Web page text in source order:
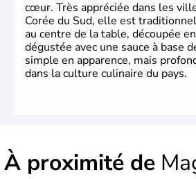
cœur. Très appréciée dans les
Corée du Sud, elle est
au centre de la table, découpée
dégustée avec une sauce à base
simple en apparence, mais
dans la culture culinaire du pays.
À proximité de